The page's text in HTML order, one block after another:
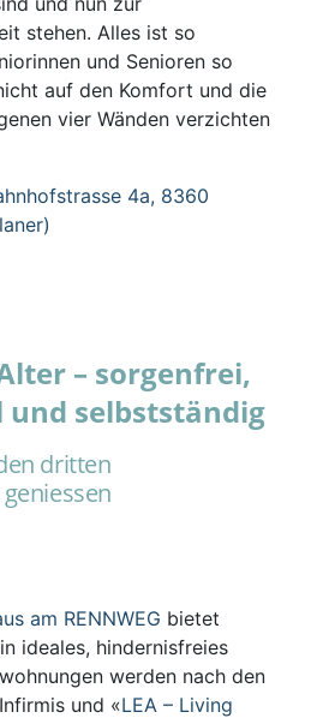
stehen. Alles ist so
und Senioren so
auf den Komfort und die
vier Wänden verzichten
4a, 8360
– sorgenfrei,
selbstständig
dritten
am RENNWEG bietet
ideales, hindernisfreies
werden nach den
und «LEA – Living